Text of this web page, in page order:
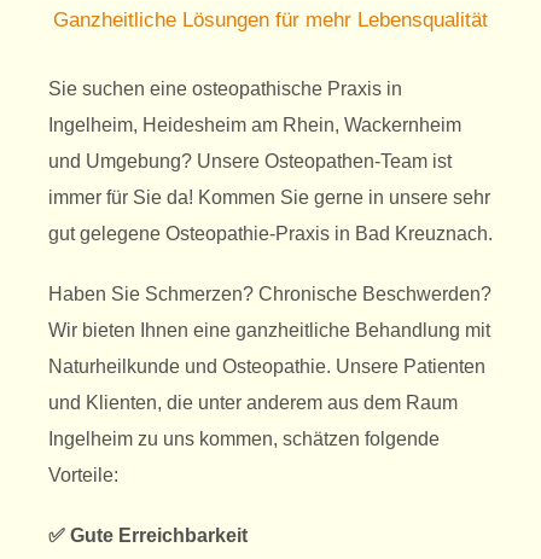
Ganzheitliche Lösungen für mehr Lebensqualität
Sie suchen eine osteopathische Praxis in
Ingelheim, Heidesheim am Rhein, Wackernheim
und Umgebung? Unsere Osteopathen-Team ist
immer für Sie da! Kommen Sie gerne in unsere sehr
gut gelegene Osteopathie-Praxis in Bad Kreuznach.
Haben Sie Schmerzen? Chronische Beschwerden?
Wir bieten Ihnen eine ganzheitliche Behandlung mit
Naturheilkunde und Osteopathie. Unsere Patienten
und Klienten, die unter anderem aus dem Raum
Ingelheim zu uns kommen, schätzen folgende
Vorteile:
✅ Gute Erreichbarkeit